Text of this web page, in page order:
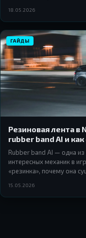
18.05.2026
ГАЙДЫ
Резиновая лента в
rubber band AI и
Rubber band AI — одна
интересных механик в
«резинка», почему она
15.05.2026